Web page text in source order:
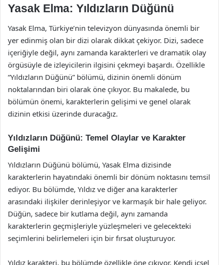
Yasak Elma: Yıldızların Düğünü
Yasak Elma, Türkiye’nin televizyon dünyasında önemli bir
yer edinmiş olan bir dizi olarak dikkat çekiyor. Dizi, sadece
içeriğiyle değil, aynı zamanda karakterleri ve dramatik olay
örgüsüyle de izleyicilerin ilgisini çekmeyi başardı. Özellikle
“Yıldızların Düğünü” bölümü, dizinin önemli dönüm
noktalarından biri olarak öne çıkıyor. Bu makalede, bu
bölümün önemi, karakterlerin gelişimi ve genel olarak
dizinin etkisi üzerinde duracağız.
Yıldızların Düğünü: Temel Olaylar ve Karakter
Gelişimi
Yıldızların Düğünü bölümü, Yasak Elma dizisinde
karakterlerin hayatındaki önemli bir dönüm noktasını temsil
ediyor. Bu bölümde, Yıldız ve diğer ana karakterler
arasındaki ilişkiler derinleşiyor ve karmaşık bir hale geliyor.
Düğün, sadece bir kutlama değil, aynı zamanda
karakterlerin geçmişleriyle yüzleşmeleri ve gelecekteki
seçimlerini belirlemeleri için bir fırsat oluşturuyor.
Yıldız karakteri, bu bölümde özellikle öne çıkıyor. Kendi içsel